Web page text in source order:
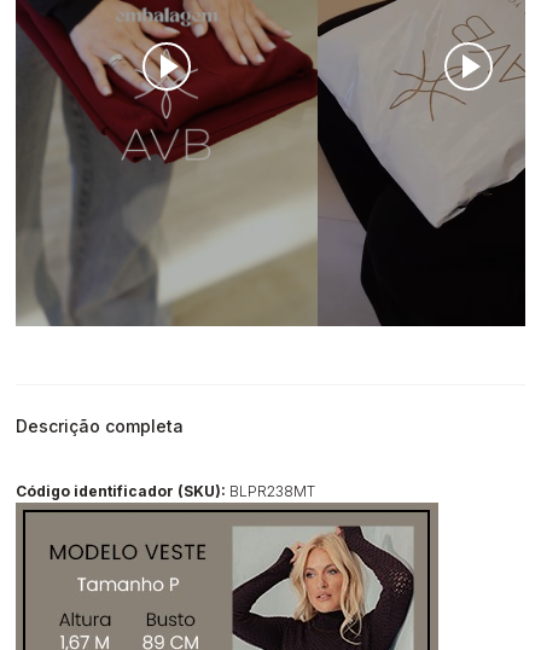
Descrição completa
Código identificador (SKU): BLPR238MT